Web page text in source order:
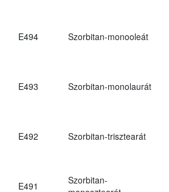
E494 Szorbitan-monooleát
E493 Szorbitan-monolaurát
E492 Szorbitan-trisztearát
E491
Szorbitan-